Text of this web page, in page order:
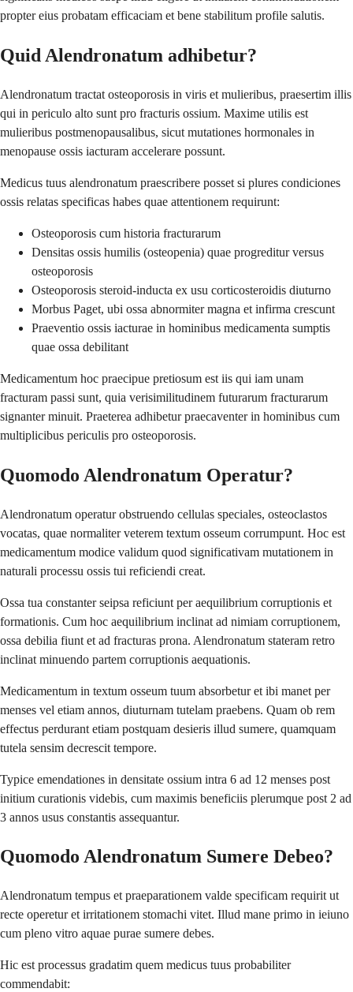
propter eius probatam efficaciam et bene stabilitum profile salutis.
Quid Alendronatum adhibetur?
Alendronatum tractat osteoporosis in viris et mulieribus, praesertim illis
qui in periculo alto sunt pro fracturis ossium. Maxime utilis est
mulieribus postmenopausalibus, sicut mutationes hormonales in
menopause ossis iacturam accelerare possunt.
Medicus tuus alendronatum praescribere posset si plures condiciones
ossis relatas specificas habes quae attentionem requirunt:
Osteoporosis cum historia fracturarum
Densitas ossis humilis (osteopenia) quae progreditur versus
osteoporosis
Osteoporosis steroid-inducta ex usu corticosteroidis diuturno
Morbus Paget, ubi ossa abnormiter magna et infirma crescunt
Praeventio ossis iacturae in hominibus medicamenta sumptis
quae ossa debilitant
Medicamentum hoc praecipue pretiosum est iis qui iam unam
fracturam passi sunt, quia verisimilitudinem futurarum fracturarum
signanter minuit. Praeterea adhibetur praecaventer in hominibus cum
multiplicibus periculis pro osteoporosis.
Quomodo Alendronatum Operatur?
Alendronatum operatur obstruendo cellulas speciales, osteoclastos
vocatas, quae normaliter veterem textum osseum corrumpunt. Hoc est
medicamentum modice validum quod significativam mutationem in
naturali processu ossis tui reficiendi creat.
Ossa tua constanter seipsa reficiunt per aequilibrium corruptionis et
formationis. Cum hoc aequilibrium inclinat ad nimiam corruptionem,
ossa debilia fiunt et ad fracturas prona. Alendronatum stateram retro
inclinat minuendo partem corruptionis aequationis.
Medicamentum in textum osseum tuum absorbetur et ibi manet per
menses vel etiam annos, diuturnam tutelam praebens. Quam ob rem
effectus perdurant etiam postquam desieris illud sumere, quamquam
tutela sensim decrescit tempore.
Typice emendationes in densitate ossium intra 6 ad 12 menses post
initium curationis videbis, cum maximis beneficiis plerumque post 2 ad
3 annos usus constantis assequantur.
Quomodo Alendronatum Sumere Debeo?
Alendronatum tempus et praeparationem valde specificam requirit ut
recte operetur et irritationem stomachi vitet. Illud mane primo in ieiuno
cum pleno vitro aquae purae sumere debes.
Hic est processus gradatim quem medicus tuus probabiliter
commendabit: